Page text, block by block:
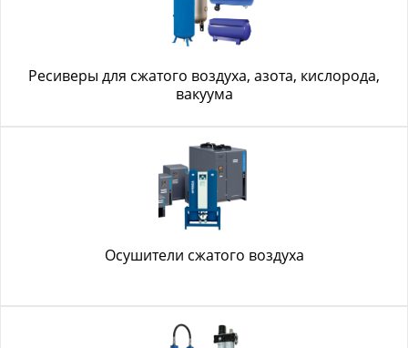
Ресиверы для сжатого воздуха, азота, кислорода,
вакуума
Осушители сжатого воздуха